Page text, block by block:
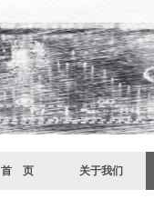
首 页 关于我们